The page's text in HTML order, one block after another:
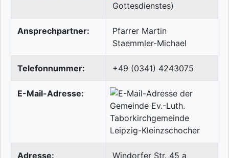
Gottesdienstes)
Ansprechpartner:
Pfarrer Martin
Staemmler-Michael
Telefonnummer: +49 (0341) 4243075
E-Mail-Adresse:
Adresse:
Windorfer Str. 45 a